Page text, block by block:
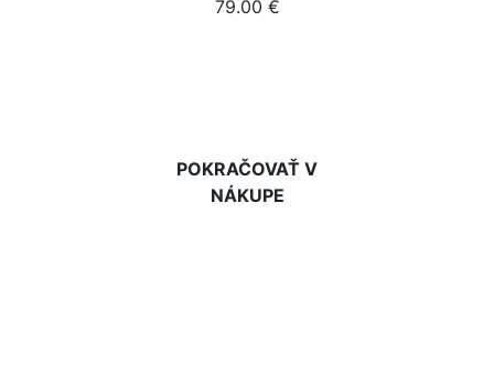
79.00 €
POKRAČOVAŤ V
NÁKUPE